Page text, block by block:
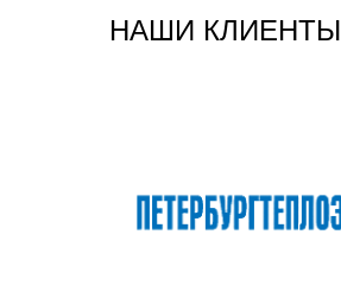
НАШИ КЛИЕНТЫ